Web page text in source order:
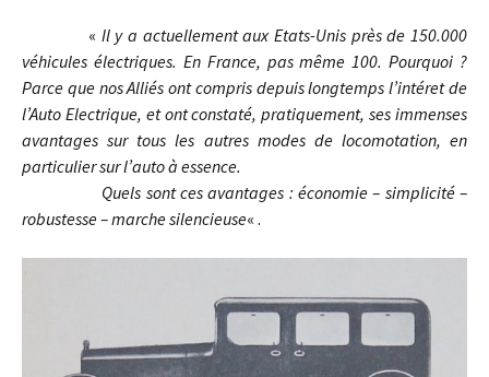
« Il y a actuellement aux Etats-Unis près de 150.000
véhicules électriques. En France, pas même 100. Pourquoi ?
Parce que nos Alliés ont compris depuis longtemps l’intéret de
l’Auto Electrique, et ont constaté, pratiquement, ses immenses
avantages sur tous les autres modes de locomotation, en
particulier sur l’auto à essence.
Quels sont ces avantages : économie – simplicité –
robustesse – marche silencieuse« .